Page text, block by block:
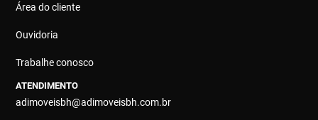
Área do cliente
Ouvidoria
Trabalhe conosco
ATENDIMENTO
adimoveisbh@adimoveisbh.com.br